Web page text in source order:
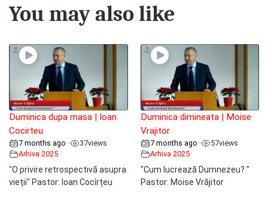
You may also like
Duminica dupa masa | Ioan
Cocirteu
7 months ago • 37views
Arhiva 2025
"O privire retrospectivă asupra
vieții" Pastor: Ioan Cocîrțeu
Duminica dimineata | Moise
Vrajitor
7 months ago • 57views
Arhiva 2025
"Cum lucrează Dumnezeu? "
Pastor: Moise Vrăjitor